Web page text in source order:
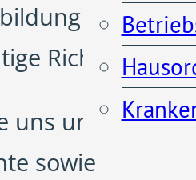
der
Richtung
uns und eine
sowie